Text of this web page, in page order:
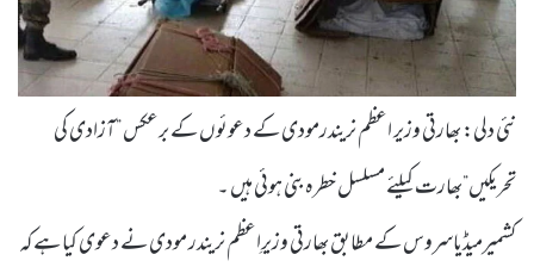
نئی دلی: بھارتی وزیر اعظم نریندرمودی کے دعوئوں کے برعکس ”آزادی کی
تحریکیں”بھارت کیلئے مسلسل خطرہ بنی ہوئی ہیں ۔
کشمیرمیڈیاسروس کے مطابق بھارتی وزیرِاعظم نریندر مودی نے دعوی کیا ہے کہ